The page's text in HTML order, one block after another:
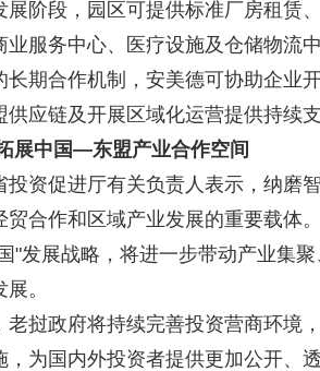
展阶段，园区可提供标准厂房租赁
业服务中心、医疗设施及仓储物流
长期合作机制，安美德可协助企业
供应链及开展区域化运营提供持续
展中国—东盟产业合作空间
促进厅有关负责人表示，纳磨
贸合作和区域产业发展的重要载体
"发展战略，将进一步带动产业集
。
政府将持续完善投资营商环境
，为国内外投资者提供更加公开、